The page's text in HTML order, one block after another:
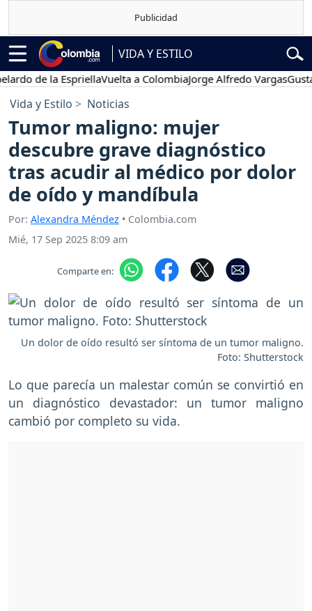
VIDA Y ESTILO
de la EspriellaVuelta a ColombiaJorge Alfredo VargasGustavo
Vida y Estilo Noticias
Tumor maligno: mujer
descubre grave diagnóstico
tras acudir al médico por dolor
de oído y mandíbula
Por: Alexandra Méndez • Colombia.com
Mié, 17 Sep 2025 8:09 am
Comparte en:
Un dolor de oído resultó ser síntoma de un tumor maligno.
Foto: Shutterstock
Lo que parecía un malestar común se convirtió en
un diagnóstico devastador: un tumor maligno
cambió por completo su vida.